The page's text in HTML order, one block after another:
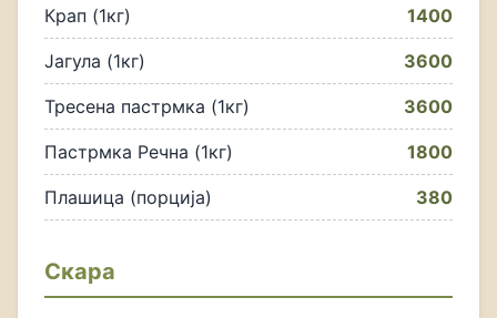
Крап (1кг) 1400
Јагула (1кг) 3600
Тресена пастрмка (1кг) 3600
Пастрмка Речна (1кг) 1800
Плашица (порција) 380
Скара